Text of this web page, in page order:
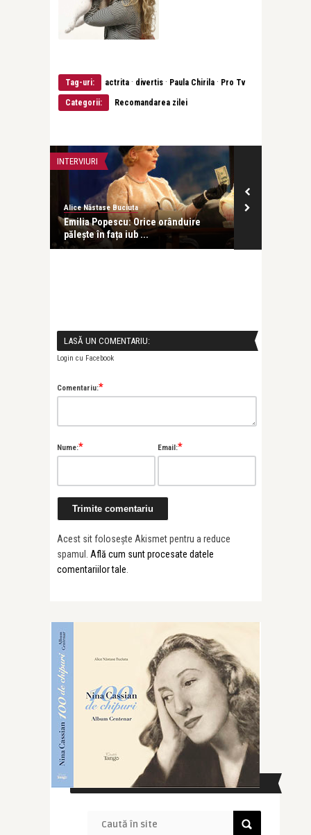
Tag-uri: actrita · divertis · Paula Chirila · Pro Tv
Categorii: Recomandarea zilei
INTERVIURI
Alice Năstase Buciuta
Emilia Popescu: Orice orânduire
pălește în fața iub ...
LASĂ UN COMENTARIU:
Login cu Facebook
Comentariu:*
Nume:* Email:*
Acest sit folosește Akismet pentru a reduce
spamul. Află cum sunt procesate datele
comentariilor tale
CAUTĂ ÎN SITE